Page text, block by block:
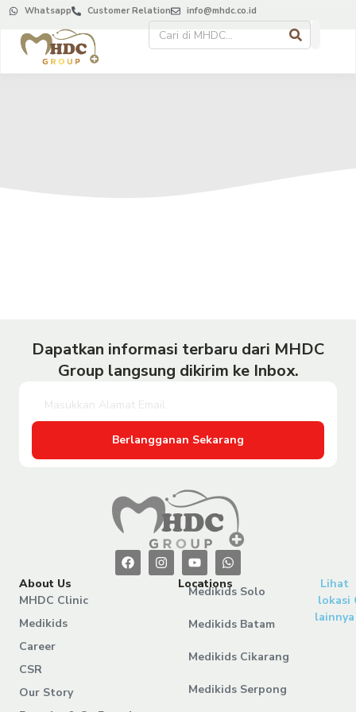
Whatsapp Customer Relation info@mhdc.co.id
Dapatkan informasi terbaru dari MHDC
Group langsung dikirim ke Inbox.
Berlangganan Sekarang
About Us
MHDC Clinic
Medikids
Career
CSR
Our Story
Locations
Medikids Solo
Medikids Batam
Medikids Cikarang
Medikids Serpong
Lihat
lokasi
lainnya